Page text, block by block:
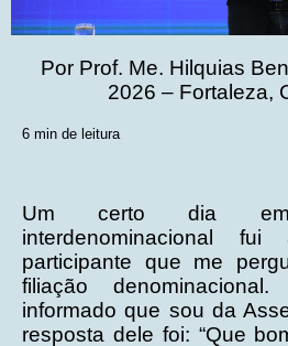
Por Prof. Me. Hilquias
2026 – Fortaleza,
6 min de leitura
Um certo dia
interdenominacional
participante que me
filiação
informado que sou da
resposta dele foi: “Que